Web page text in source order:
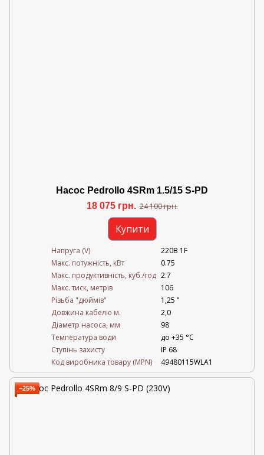
Насос Pedrollo 4SRm 1.5/15 S-PD
18 075 грн. 24 100 грн.
Купити
Напруга (V)
220В 1F
Mакс. потужність, кВт
0.75
Mакс. продуктивність, куб./год 2.7
Maкс. тиск, метрів
106
Різьба "дюймів"
1,25 "
Довжина кабелю м.
2,0
Діаметр насоса, мм
98
Температура води
до +35 °C
Ступінь захисту
IP 68
Код виробника товару (MPN)
49480115WLA1
−25%